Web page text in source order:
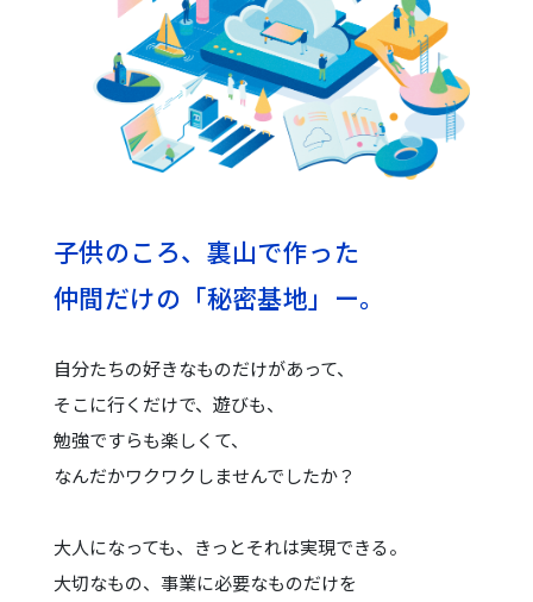
子供のころ、裏山で作った
仲間だけの「秘密基地」ー。
自分たちの好きなものだけがあって、
そこに行くだけで、遊びも、
勉強ですらも楽しくて、
なんだかワクワクしませんでしたか？
大人になっても、きっとそれは実現できる。
大切なもの、事業に必要なものだけを